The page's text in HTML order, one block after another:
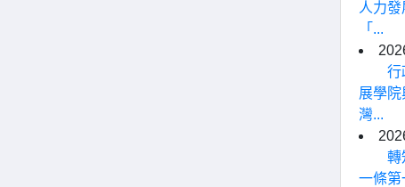
人力
「...
行
展學
灣...
轉
一條第